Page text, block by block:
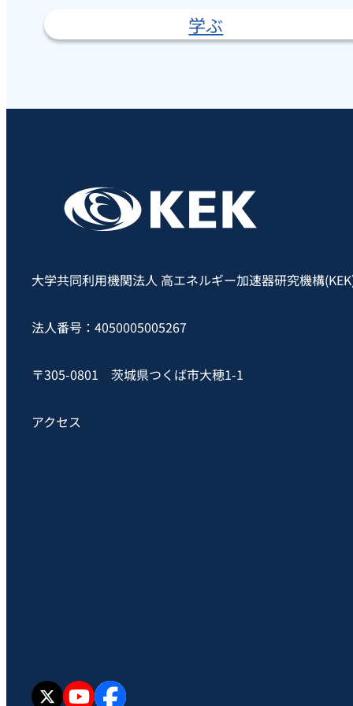
学ぶ
大学共同利用機関法人 高エネルギー加速器研究機構
法人番号：4050005005267
〒305-0801 茨城県つくば市大穂1-1
アクセス
X YouTubefacebook